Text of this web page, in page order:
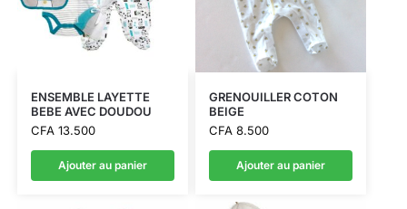
ENSEMBLE LAYETTE
BEBE AVEC DOUDOU
CFA13.500
Ajouter au panier
GRENOUILLER COTON
BEIGE
CFA8.500
Ajouter au panier